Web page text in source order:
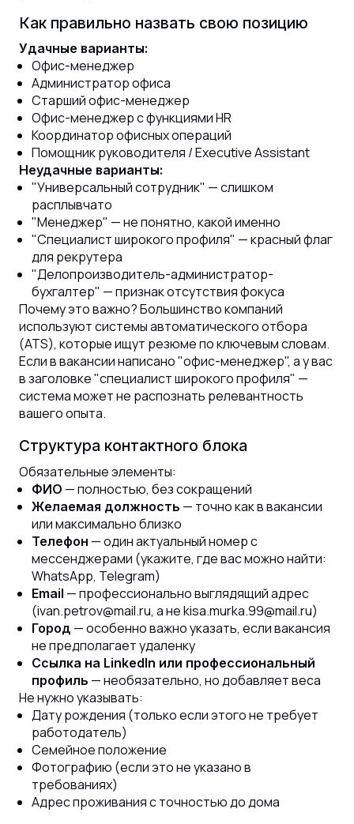
Как правильно назвать свою позицию
Удачные варианты:
Офис-менеджер
Администратор офиса
Старший офис-менеджер
Офис-менеджер с функциями HR
Координатор офисных операций
Помощник руководителя / Executive Assistant
Неудачные варианты:
"Универсальный сотрудник" — слишком
расплывчато
"Менеджер" — не понятно, какой именно
"Специалист широкого профиля" — красный флаг
для рекрутера
"Делопроизводитель-администратор-
бухгалтер" — признак отсутствия фокуса
Почему это важно? Большинство компаний
используют системы автоматического отбора
(ATS), которые ищут резюме по ключевым словам.
Если в вакансии написано "офис-менеджер", а у вас
в заголовке "специалист широкого профиля" —
система может не распознать релевантность
вашего опыта.
Структура контактного блока
Обязательные элементы:
ФИО — полностью, без сокращений
Желаемая должность — точно как в вакансии
или максимально близко
Телефон — один актуальный номер с
мессенджерами (укажите, где вас можно найти:
WhatsApp, Telegram)
Email — профессионально выглядящий адрес
(ivan.petrov@mail.ru, а не kisa.murka.99@mail.ru)
Город — особенно важно указать, если вакансия
не предполагает удаленку
Ссылка на LinkedIn или профессиональный
профиль — необязательно, но добавляет веса
Не нужно указывать:
Дату рождения (только если этого не требует
работодатель)
Семейное положение
Фотографию (если это не указано в
требованиях)
Адрес проживания с точностью до дома